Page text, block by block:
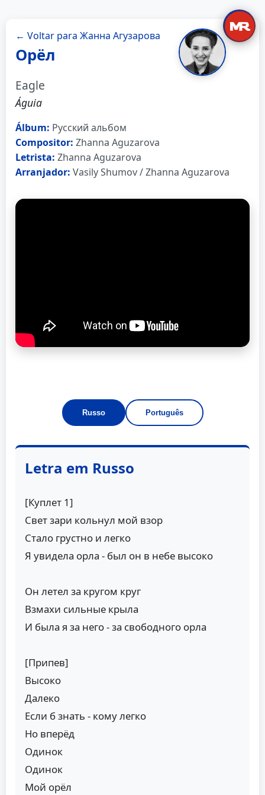
← Voltar para Жанна Агузарова
Орёл
Eagle
Águia
Álbum: Русский альбом
Compositor: Zhanna Aguzarova
Letrista: Zhanna Aguzarova
Arranjador: Vasily Shumov / Zhanna Aguzarova
Russo Português
Letra em Russo
[Куплет 1]
Свет зари кольнул мой взор
Стало грустно и легко
Я увидела орла - был он в небе высоко
Он летел за кругом круг
Взмахи сильные крыла
И была я за него - за свободного орла
[Припев]
Высоко
Далеко
Если б знать - кому легко
Но вперёд
Одинок
Одинок
Мой орёл